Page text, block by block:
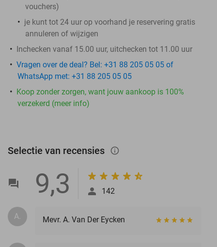
vouchers)
je kunt tot 24 uur op voorhand je reservering gratis
annuleren of wijzigen
Inchecken vanaf 15.00 uur, uitchecken tot 11.00 uur
Vragen over de deal? Bel: +31 88 205 05 05 of
WhatsApp met: +31 88 205 05 05
Koop zonder zorgen, want jouw aankoop is 100%
verzekerd (meer info)
Selectie van recensies info_outlined
9,3 142
A. Mevr. A. Van Der Eycken